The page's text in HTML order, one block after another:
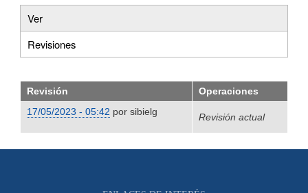
Primary
tabs
Ver
Revisiones(solapa
Revisión
Operaciones
17/05/2023 - 05:42 por sibielg
Revisión actual